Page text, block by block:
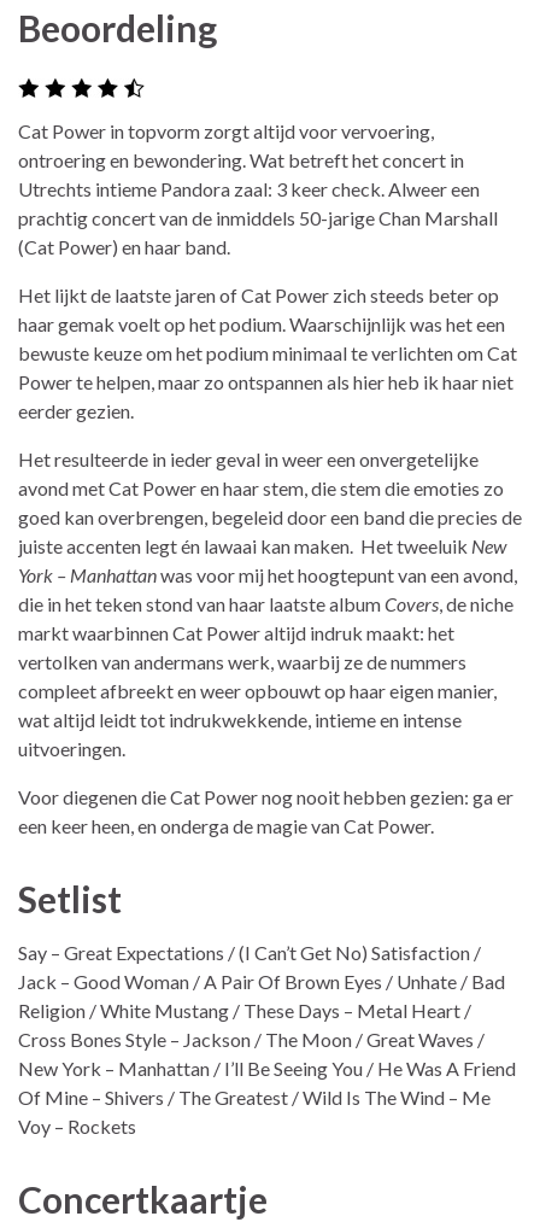
Beoordeling
Cat Power in topvorm zorgt altijd voor vervoering,
ontroering en bewondering. Wat betreft het concert in
Utrechts intieme Pandora zaal: 3 keer check. Alweer een
prachtig concert van de inmiddels 50-jarige Chan Marshall
(Cat Power) en haar band.
Het lijkt de laatste jaren of Cat Power zich steeds beter op
haar gemak voelt op het podium. Waarschijnlijk was het een
bewuste keuze om het podium minimaal te verlichten om Cat
Power te helpen, maar zo ontspannen als hier heb ik haar niet
eerder gezien.
Het resulteerde in ieder geval in weer een onvergetelijke
avond met Cat Power en haar stem, die stem die emoties zo
goed kan overbrengen, begeleid door een band die precies de
juiste accenten legt én lawaai kan maken. Het tweeluik New
York – Manhattanwas voor mij het hoogtepunt van een avond,
die in het teken stond van haar laatste albumCovers , de niche
markt waarbinnen Cat Power altijd indruk maakt: het
vertolken van andermans werk, waarbij ze de nummers
compleet afbreekt en weer opbouwt op haar eigen manier,
wat altijd leidt tot indrukwekkende, intieme en intense
uitvoeringen.
Voor diegenen die Cat Power nog nooit hebben gezien: ga er
een keer heen, en onderga de magie van Cat Power.
Setlist
Say – Great Expectations / (I Can’t Get No) Satisfaction /
Jack – Good Woman / A Pair Of Brown Eyes / Unhate / Bad
Religion / White Mustang / These Days – Metal Heart /
Cross Bones Style – Jackson / The Moon / Great Waves /
New York – Manhattan / I’ll Be Seeing You / He Was A Friend
Of Mine – Shivers / The Greatest / Wild Is The Wind – Me
Voy – Rockets
Concertkaartje